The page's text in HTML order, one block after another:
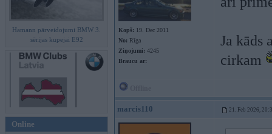
Hamann pārveidojumi BMW 3.
sērijas kupejai E92
Online
Kopš: 19. Dec 2011
No: Rīga
Ziņojumi: 4245
Braucu ar:
Ja kāds
cirkam
marcis110 21. Feb 2026,